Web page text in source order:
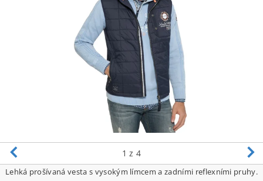
1 z 4
Lehká prošívaná vesta s vysokým límcem a zadními reflexními pruhy.